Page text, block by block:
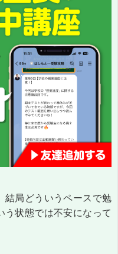
結局どういうペースで勉
う状態では不安になって